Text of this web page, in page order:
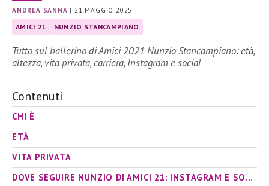
ANDREA SANNA |21 MAGGIO 2025
AMICI 21 NUNZIO STANCAMPIANO
Tutto sul ballerino di Amici 2021 Nunzio Stancampiano: età,
altezza, vita privata, carriera, Instagram e social
Contenuti
CHI È
ETÀ
VITA PRIVATA
DOVE SEGUIRE NUNZIO DI AMICI 21: INSTAGRAM E SOCIAL